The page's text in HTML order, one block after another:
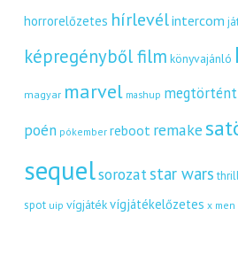
horrorelőzetes hírlevélintercom
képregényből film könyvajánló
magyar marvel mashup
poén pókember reboot remake
sequelsorozatstar wars
spot uip vígjátékvígjátékelőzetes x men